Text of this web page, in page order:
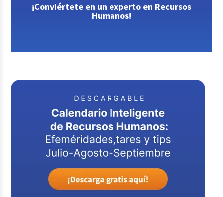
¡Conviértete en un experto en Recursos
Humanos!